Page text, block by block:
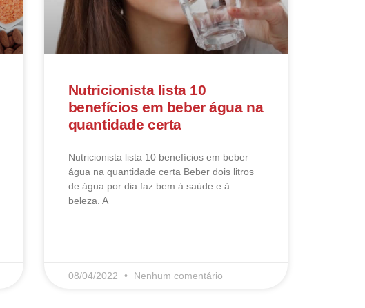
Nutricionista lista 10
benefícios em beber água na
quantidade certa
Nutricionista lista 10 benefícios em beber
água na quantidade certa Beber dois litros
de água por dia faz bem à saúde e à
beleza. A
08/04/2022 Nenhum comentário